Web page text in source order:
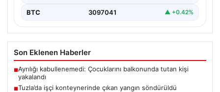
BTC 3097041 ▲ +0.42%
Son Eklenen Haberler
■Ayrılığı kabullenemedi: Çocuklarını balkonunda tutan kişi
yakalandı
■Tuzla’da işçi konteynerinde çıkan yangın söndürüldü